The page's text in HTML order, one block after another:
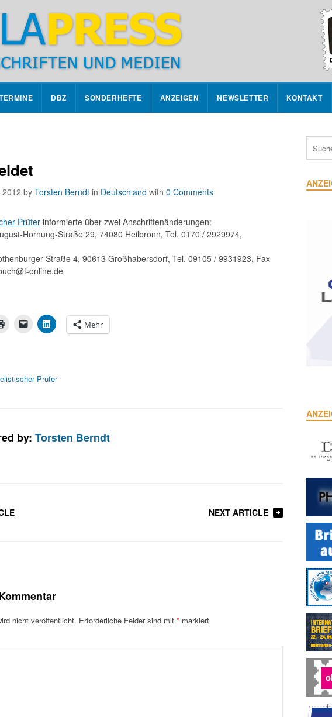
DBZ SONDERHEFTE ANZEIGEN NEWSLETTER KONTAKT
by Torsten Berndt in Deutschland with 0 Comments
Prüferinformierte über zwei Anschriftenänderungen:
Hornung-Straße 29, 74080 Heilbronn, Tel. 0170 / 2929974,
Straße 4, 90613 Großhabersdorf, Tel. 09105 / 9931923, Fax
online.de
Mehr
Prüfer
by: Torsten Berndt
NEXT ARTICLE
nicht veröffentlicht. Erforderliche Felder sind mit * markiert